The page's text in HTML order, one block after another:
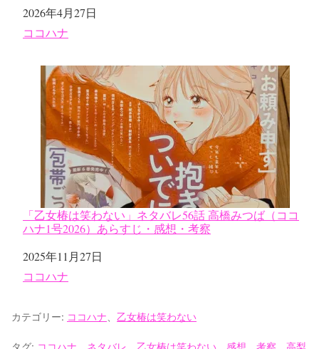
日付
2026年4月27日
関連理由
ココハナ
「乙女椿は笑わない」ネタバレ56話 高橋みつば（ココ
ハナ1号2026）あらすじ・感想・考察
日付
2025年11月27日
関連理由
ココハナ
カテゴリー: ココハナ、 乙女椿は笑わない